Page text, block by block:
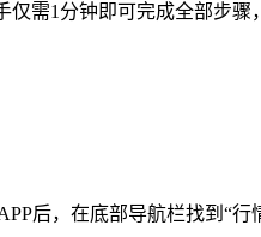
需1分钟即可完成全部步
后，在底部导航栏找到“